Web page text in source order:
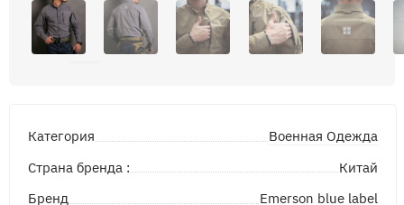
Категория
Военная Одежда
Страна бренда :
Китай
Бренд
Emerson blue label